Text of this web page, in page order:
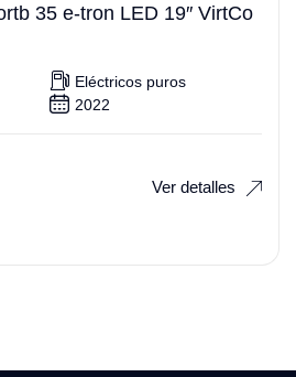
35 e-tron LED 19″ VirtCo
Eléctricos puros
2022
Ver detalles